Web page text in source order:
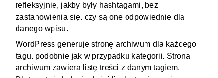
refleksyjnie, jakby były hashtagami, bez
zastanowienia się, czy są one odpowiednie dla
danego wpisu.
WordPress generuje stronę archiwum dla każdego
tagu, podobnie jak w przypadku kategorii. Strona
archiwum zawiera listę treści z danym tagiem.